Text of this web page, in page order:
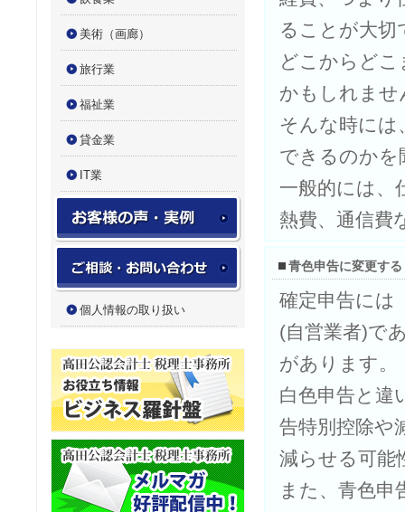
美術（画廊）
旅行業
福祉業
貸金業
IT業
個人情報の取り扱い
ることが大切
どこからど
かもしれませ
そんな時には
できるのかを
一般的には、
熱費、通信費
青色申告に変更する
確定申告には
(自営業者)で
があります。
白色申告と違
告特別控除や
減らせる可能
また、青色申